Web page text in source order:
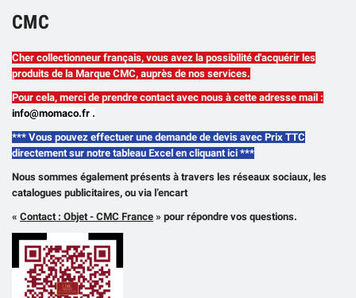
CMC
Cher collectionneur français, vous avez la possibilité d'acquérir les
produits de la Marque CMC, auprès de nos services.
Pour cela, merci de prendre contact avec nous à cette adresse mail :
info@momaco.fr .
*** Vous pouvez effectuer une demande de devis avec Prix TTC
directement sur notre tableau Excel en cliquant ici ***
Nous sommes également présents à travers les réseaux sociaux, les
catalogues publicitaires, ou via l’encart
« Contact : Objet - CMC France » pour répondre vos questions.